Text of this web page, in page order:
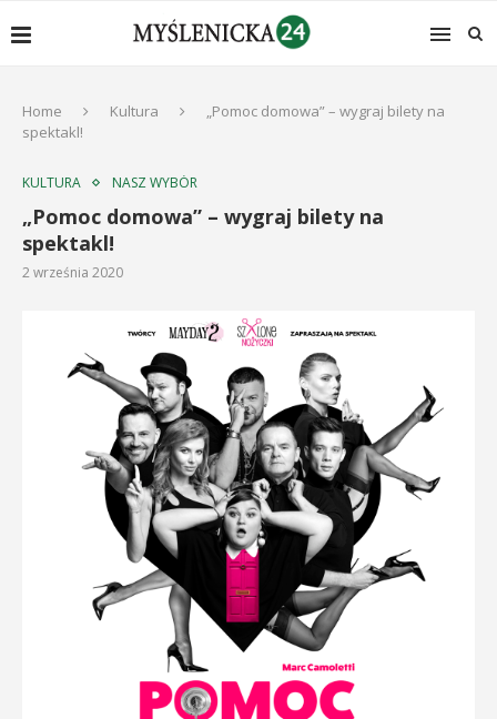
Home Kultura
„Pomoc domowa” – wygraj bilety na
spektakl!
KULTURA NASZ WYBÓR
„Pomoc domowa” – wygraj bilety na
spektakl!
2 września 2020